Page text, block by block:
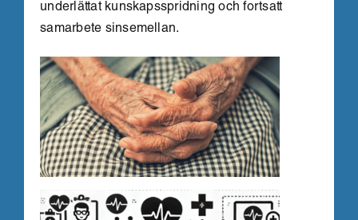
underlättat kunskapsspridning och fortsatt
samarbete sinsemellan.